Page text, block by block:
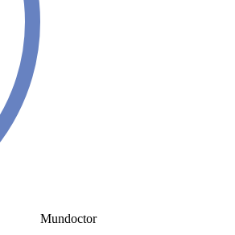
Mundoctor